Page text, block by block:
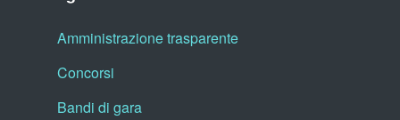
Amministrazione trasparente
Concorsi
Bandi di gara